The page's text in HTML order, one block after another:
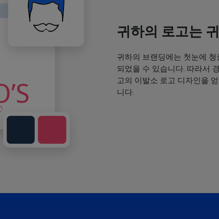
귀하의 로고는
귀하의 브랜딩에는 첫눈에
되었을 수 있습니다. 따라서
고의 이발소 로고 디자인을
니다.